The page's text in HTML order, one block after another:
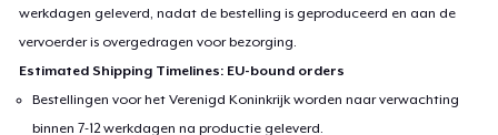
werkdagen geleverd, nadat de bestelling is geproduceerd en aan de
vervoerder is overgedragen voor bezorging.
Estimated Shipping Timelines: EU-bound orders
Bestellingen voor het Verenigd Koninkrijk worden naar verwachting
binnen 7-12 werkdagen na productie geleverd.